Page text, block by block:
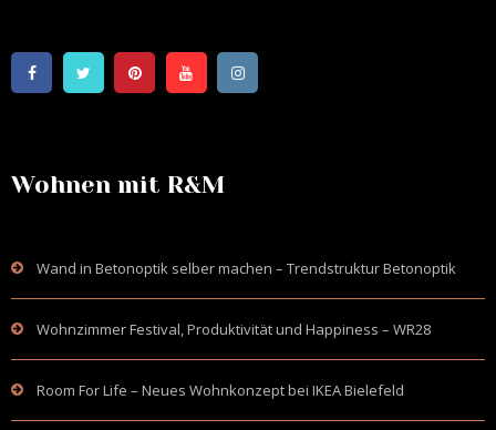
Wohnen mit R&M
Wand in Betonoptik selber machen – Trendstruktur Betonoptik
Wohnzimmer Festival, Produktivität und Happiness – WR28
Room For Life – Neues Wohnkonzept bei IKEA Bielefeld